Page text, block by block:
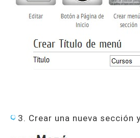
3. Crear una nueva sección